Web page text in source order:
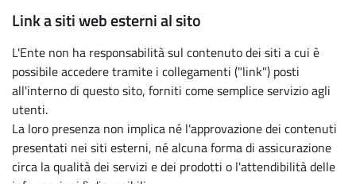
Link a siti web esterni al sito
L'Ente non ha responsabilità sul contenuto dei siti a cui è
possibile accedere tramite i collegamenti ("link") posti
all'interno di questo sito, forniti come semplice servizio agli
utenti.
La loro presenza non implica né l'approvazione dei contenuti
presentati nei siti esterni, né alcuna forma di assicurazione
circa la qualità dei servizi e dei prodotti o l'attendibilità delle